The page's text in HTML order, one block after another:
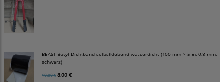
BEAST Butyl-Dichtband selbstklebend wasserdicht (100 mm × 5 m, 0,8 mm,
schwarz)
10,00 € 8,00 €